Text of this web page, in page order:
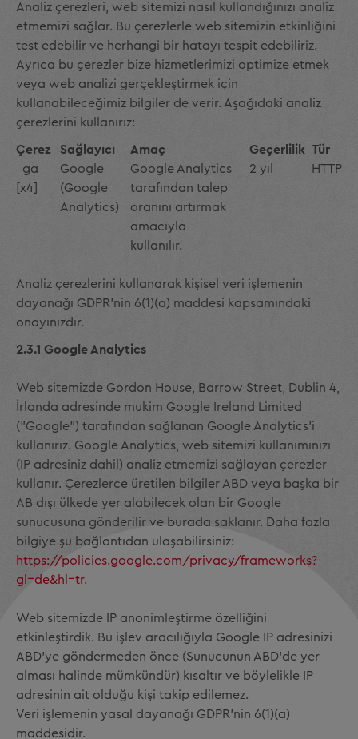
Analiz çerezleri, web sitemizi nasıl kullandığınızı analiz
etmemizi sağlar. Bu çerezlerle web sitemizin etkinliğini
test edebilir ve herhangi bir hatayı tespit edebiliriz.
Ayrıca bu çerezler bize hizmetlerimizi optimize etmek
veya web analizi gerçekleştirmek için
kullanabileceğimiz bilgiler de verir. Aşağıdaki analiz
çerezlerini kullanırız:
Çerez Sağlayıcı Amaç Geçerlilik Tür
_ga
[x4]
Google
(Google
Analytics)
Google Analytics
tarafından talep
oranını artırmak
amacıyla
kullanılır.
2 yıl HTTP
Analiz çerezlerini kullanarak kişisel veri işlemenin
dayanağı GDPR'nin 6(1)(a) maddesi kapsamındaki
onayınızdır.
2.3.1 Google Analytics
Web sitemizde Gordon House, Barrow Street, Dublin 4,
İrlanda adresinde mukim Google Ireland Limited
("Google") tarafından sağlanan Google Analytics'i
kullanırız. Google Analytics, web sitemizi kullanımınızı
(IP adresiniz dahil) analiz etmemizi sağlayan çerezler
kullanır. Çerezlerce üretilen bilgiler ABD veya başka bir
AB dışı ülkede yer alabilecek olan bir Google
sunucusuna gönderilir ve burada saklanır. Daha fazla
bilgiye şu bağlantıdan ulaşabilirsiniz:
https://policies.google.com/privacy/frameworks?
gl=de&hl=tr.
Web sitemizde IP anonimleştirme özelliğini
etkinleştirdik. Bu işlev aracılığıyla Google IP adresinizi
ABD'ye göndermeden önce (Sunucunun ABD'de yer
alması halinde mümkündür) kısaltır ve böylelikle IP
adresinin ait olduğu kişi takip edilemez.
Veri işlemenin yasal dayanağı GDPR'nin 6(1)(a)
maddesidir.